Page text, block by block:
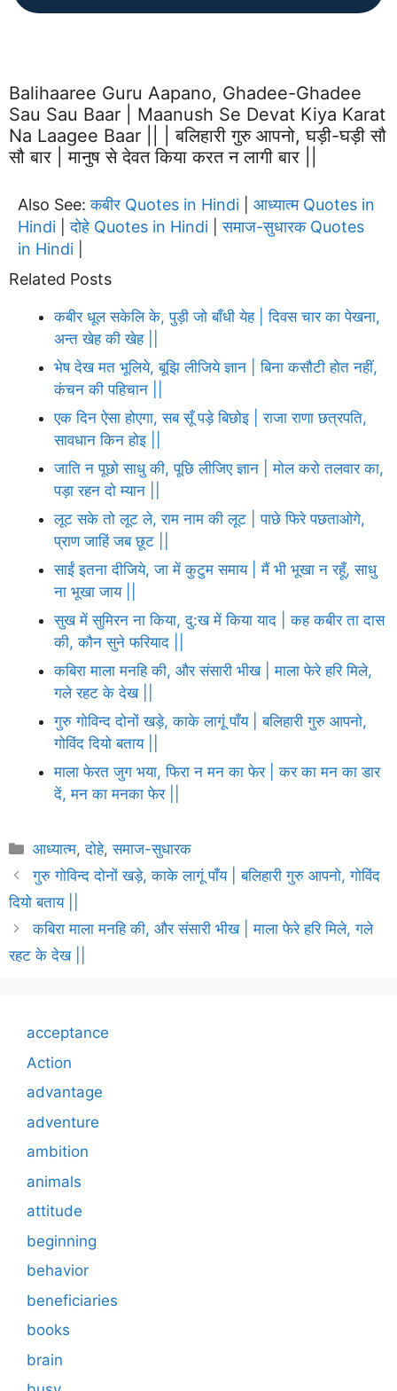
Balihaaree Guru Aapano, Ghadee-Ghadee
Sau Sau Baar | Maanush Se Devat Kiya Karat
Na Laagee Baar || | बलिहारी गुरु आपनो, घड़ी-घड़ी सौ
सौ बार | मानुष से देवत किया करत न लागी बार ||
Also See:कबीर Quotes in Hindi
आध्यात्म Quotes in
Hindi |दोहे Quotes in Hindi |समाज-सुधारक Quotes
in Hindi
Related Posts
कबीर धूल सकेलि के, पुड़ी जो बाँधी येह | दिवस चार का पेखना,
अन्त खेह की खेह ||
भेष देख मत भूलिये, बूझि लीजिये ज्ञान | बिना कसौटी होत नहीं,
कंचन की पहिचान ||
एक दिन ऐसा होएगा, सब सूँ पड़े बिछोइ | राजा राणा छत्रपति,
सावधान किन होइ ||
जाति न पूछो साधु की, पूछि लीजिए ज्ञान | मोल करो तलवार का,
पड़ा रहन दो म्यान ||
लूट सके तो लूट ले, राम नाम की लूट | पाछे फिरे पछताओगे,
प्राण जाहिं जब छूट ||
साईं इतना दीजिये, जा में कुटुम समाय | मैं भी भूखा न रहूँ, साधु
ना भूखा जाय ||
सुख में सुमिरन ना किया, दु:ख में किया याद | कह कबीर ता दास
की, कौन सुने फरियाद ||
कबिरा माला मनहि की, और संसारी भीख | माला फेरे हरि मिले,
गले रहट के देख ||
गुरु गोविन्द दोनों खड़े, काके लागूं पाँय | बलिहारी गुरु आपनो,
गोविंद दियो बताय ||
माला फेरत जुग भया, फिरा न मन का फेर | कर का मन का डार
दें, मन का मनका फेर ||
Categories
आध्यात्म,दोहे,समाज-सुधारक
गुरु गोविन्द दोनों खड़े, काके लागूं पाँय | बलिहारी गुरु आपनो, गोविंद
दियो बताय ||
कबिरा माला मनहि की, और संसारी भीख | माला फेरे हरि मिले, गले
रहट के देख ||
acceptance
Action
advantage
adventure
ambition
animals
attitude
beginning
behavior
beneficiaries
books
brain